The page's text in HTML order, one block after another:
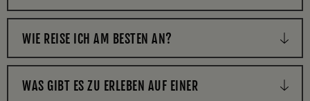
WIE REISE ICH AM BESTEN AN?
WAS GIBT ES ZU ERLEBEN AUF EINER